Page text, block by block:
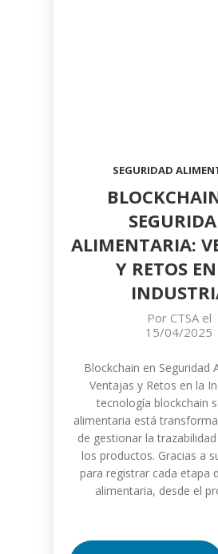
SEGURIDAD
ALIMENTARIA:
Y RETOS
Por CTSAel
15/04/2025
Blockchain en Seguridad
Ventajas y Retos en la
tecnología blockchain
alimentaria está
de gestionar la
los productos. Gracias a
para registrar cada etapa
alimentaria, desde el